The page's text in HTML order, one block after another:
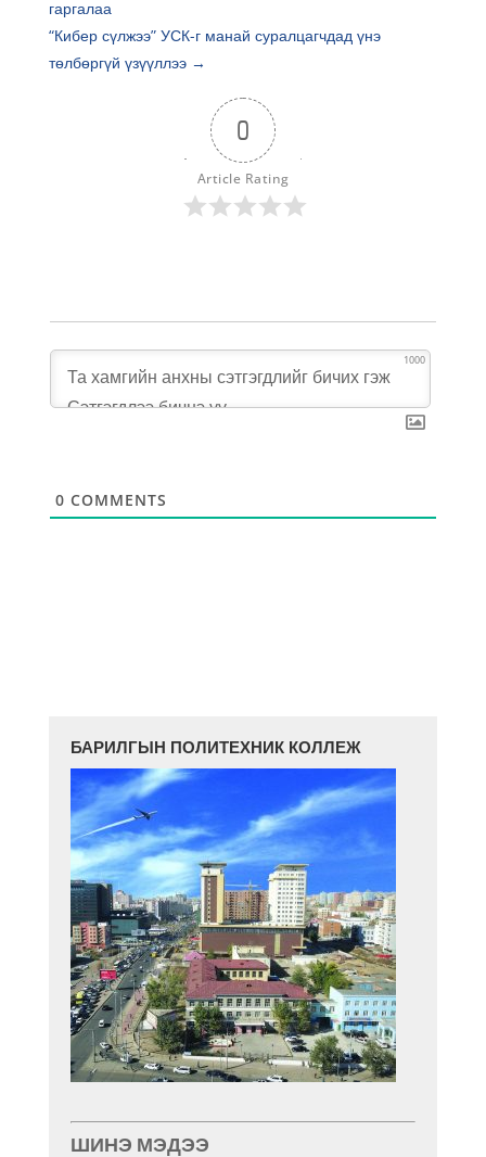
гаргалаа
“Кибер сүлжээ” УСК-г манай суралцагчдад үнэ
төлбөргүй үзүүллээ →
0
Article Rating
1000
0 COMMENTS
БАРИЛГЫН ПОЛИТЕХНИК КОЛЛЕЖ
ШИНЭ МЭДЭЭ